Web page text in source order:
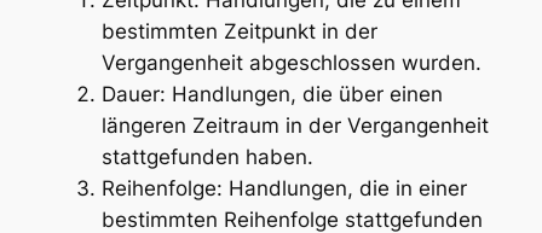
bestimmten Zeitpunkt in der
Vergangenheit abgeschlossen wurden.
Dauer: Handlungen, die über einen
längeren Zeitraum in der Vergangenheit
stattgefunden haben.
Reihenfolge: Handlungen, die in einer
bestimmten Reihenfolge stattgefunden